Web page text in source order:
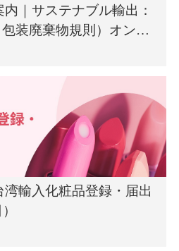
｜サステナブル輸出：
装廃棄物規則）オンラ
日）
輸入化粧品登録・届出